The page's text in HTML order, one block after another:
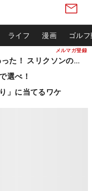
メルマガ登録
ライフ 漫画 ゴル
『4』が消え『R』が加わった！ スリクソンの新作
選べ！
」に当てるワケ